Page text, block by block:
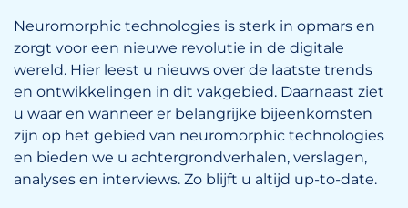
Neuromorphic technologies is sterk in opmars en
zorgt voor een nieuwe revolutie in de digitale
wereld. Hier leest u nieuws over de laatste trends
en ontwikkelingen in dit vakgebied. Daarnaast ziet
u waar en wanneer er belangrijke bijeenkomsten
zijn op het gebied van neuromorphic technologies
en bieden we u achtergrondverhalen, verslagen,
analyses en interviews. Zo blijft u altijd up-to-date.